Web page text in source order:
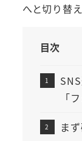
へと切り替
目次
「
ま